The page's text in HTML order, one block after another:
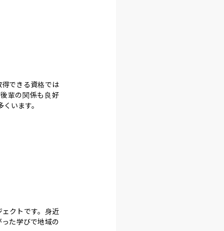
できる資格では
輩の関係も良好
います。
クトです。身近
た学びで地域の